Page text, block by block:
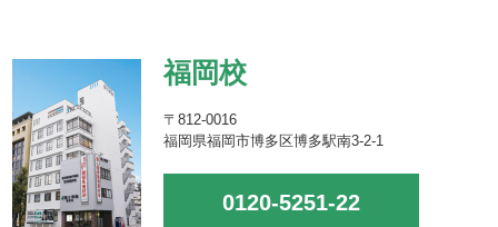
福岡校
〒812-0016
福岡県福岡市博多区博多駅南3-2-1
0120-5251-22